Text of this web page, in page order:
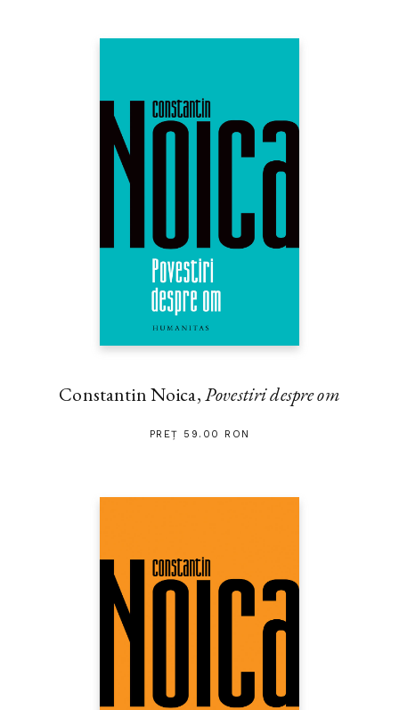
Constantin Noica,Povestiri despre om
PREȚ 59.00 RON